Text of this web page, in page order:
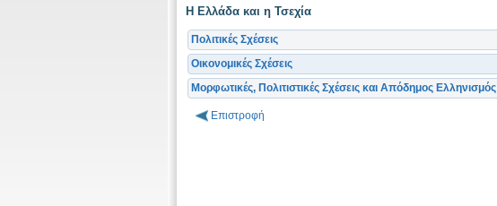
Η Ελλάδα και η Τσεχία
Πολιτικές Σχέσεις
Οικονομικές Σχέσεις
Μορφωτικές, Πολιτιστικές Σχέσεις και Απόδημος Ελληνισμός
Επιστροφή